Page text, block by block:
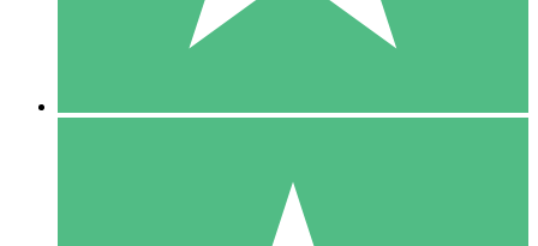
10 Downloads
20 00